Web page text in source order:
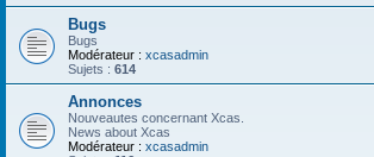
Bugs
Bugs
Modérateur : xcasadmin
Sujets : 614
Annonces
Nouveautes concernant Xcas.
News about Xcas
Modérateur : xcasadmin